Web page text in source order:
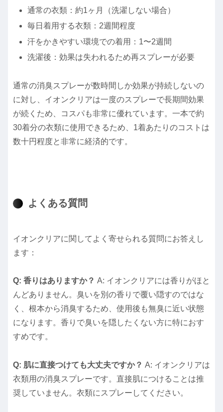
通常の衣類：約1ヶ月（洗濯しない場合）
毎日着用する衣類：2週間程度
汗をかきやすい環境での着用：1〜2週間
洗濯後：効果は失われるため再スプレーが必要
通常の消臭スプレーが数時間しか効果が持続しないの
に対し、イオンクリアは一度のスプレーで長期間効果
が続くため、コスパも非常に優れています。一本で約
30着分の衣類に使用できるため、1着あたりのコストは
数十円程度と非常に経済的です。
よくある質問
イオンクリアに関してよく寄せられる質問にお答えし
ます：
Q: 香りはありますか？ A: イオンクリアには香りがほと
んどありません。臭いを別の香りで覆い隠すのではな
く、根本から消臭するため、使用後も無臭に近い状態
になります。香りで臭いを隠したくない方に特におす
すめです。
Q: 肌に直接つけても大丈夫ですか？ A: イオンクリアは
衣類用の消臭スプレーです。直接肌につけることは推
奨していません。衣類にスプレーしてください。